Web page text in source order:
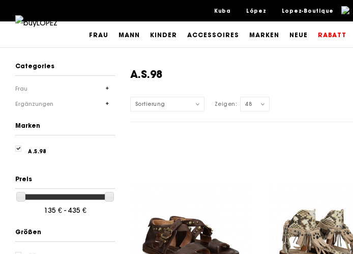
Kuba López Lopez-Boutique
FRAU MANN KINDER ACCESSOIRES MARKEN NEUE RABATT
A.S.98
Sortierung Zeigen: 48
Categories
Frau
Ergänzungen
Marken
A.S.98
Preis
135 € - 435 €
Größen